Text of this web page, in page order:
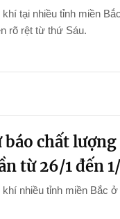
tại nhiều tỉnh miền
rõ rệt từ thứ Sáu.
chất
từ 26/1 đến
nhiều tỉnh miền Bắc